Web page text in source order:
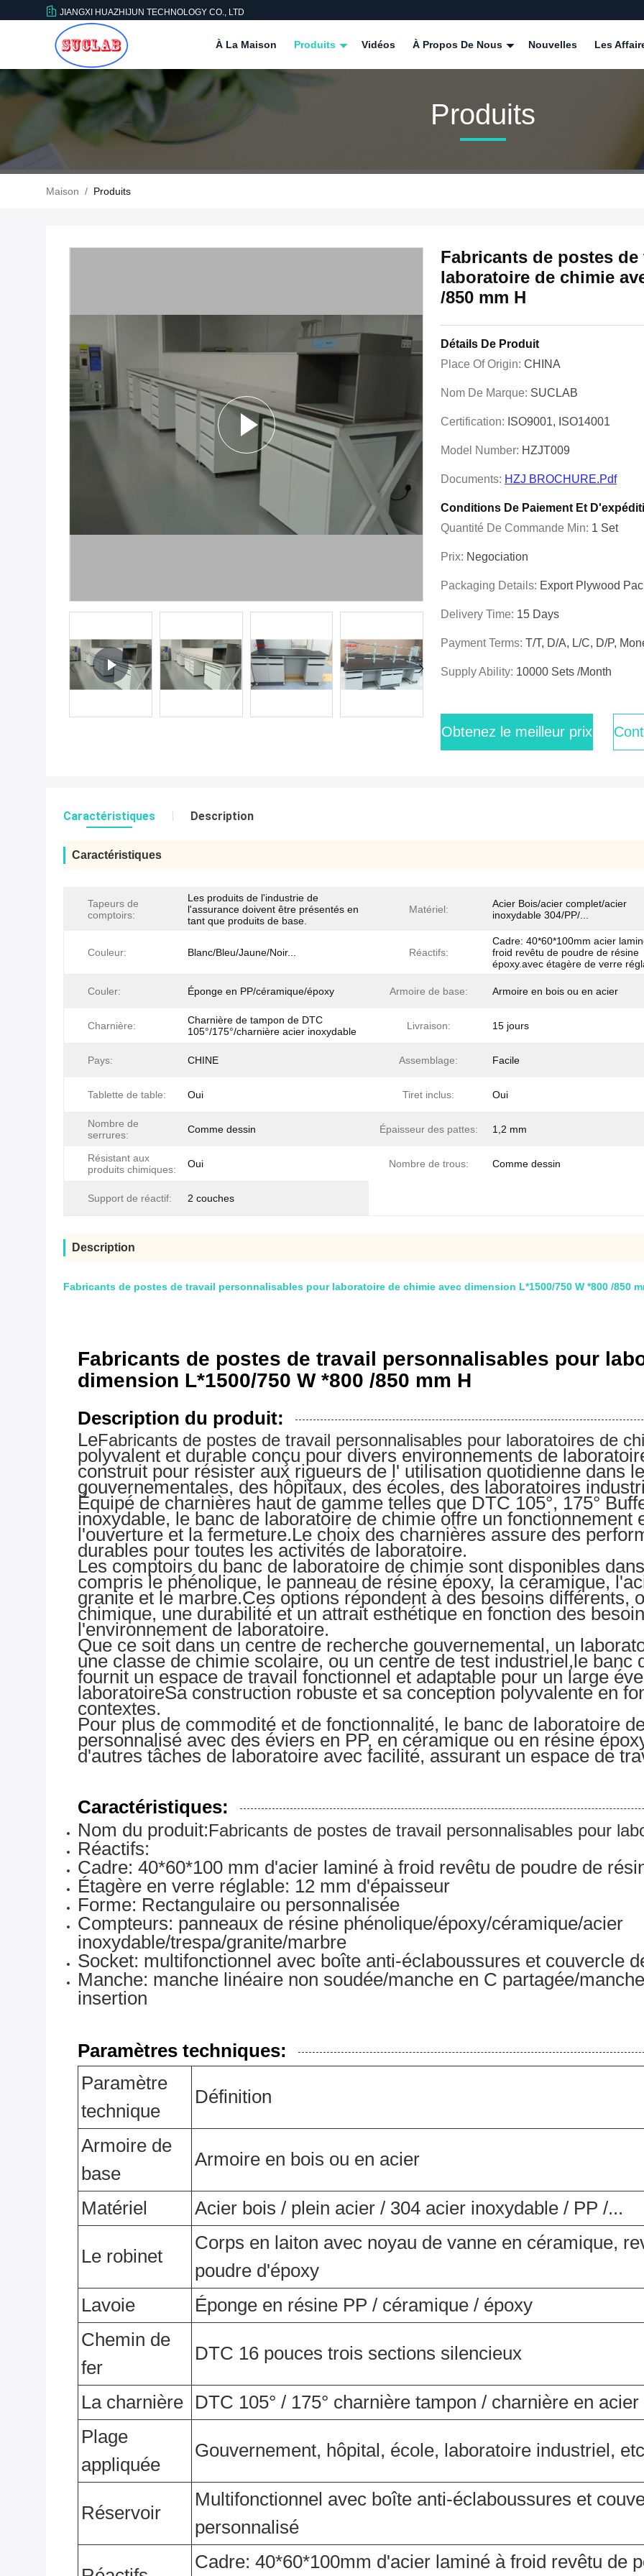
JIANGXI HUAZHIJUN TECHNOLOGY CO., LTD
À La Maison Produits Vidéos À Propos De Nous Nouvelles Les
Produits
Maison / Produits
Fabricants de postes
laboratoire de chimie
/850 mm H
Détails De Produit
Place Of Origin: CHINA
Nom De Marque: SUCLAB
Certification: ISO9001, ISO14001
Model Number: HZJT009
Documents: HZJ BROCHURE.pdf
Conditions De Paiement Et
Quantité De Commande Min: 1 Set
Prix: Negociation
Packaging Details: Export Plywood
Delivery Time: 15 Days
Payment Terms: T/T, D/A, L/C, D/P,
Supply Ability: 10000 Sets /Month
Obtenez le meilleur prix
Caractéristiques Description
Caractéristiques
Tapeurs de
comptoirs:
Les produits de l'industrie de
l'assurance doivent être présentés en
tant que produits de base.
Matériel:
Acier Bois/acier complet/acier
inoxydable 304/PP/...
Couleur: Blanc/Bleu/Jaune/Noir... Réactifs:
Cadre: 40*60*100mm acier
froid revêtu de poudre de résine
époxy.avec étagère de verre
Couler: Éponge en PP/céramique/époxy Armoire de base: Armoire en bois ou en acier
Charnière:
Charnière de tampon de DTC
105°/175°/charnière acier inoxydable
Livraison: 15 jours
Pays: CHINE Assemblage: Facile
Tablette de table: Oui Tiret inclus: Oui
Nombre de
serrures:
Comme dessin Épaisseur des pattes: 1,2 mm
Résistant aux
produits chimiques:
Oui Nombre de trous: Comme dessin
Support de réactif: 2 couches
Description
Fabricants de postes de travail personnalisables pour laboratoire de chimie avec dimension L*1500/750 W *800 /850
Fabricants de postes de travail personnalisables pour
dimension L*1500/750 W *800 /850 mm H
Description du produit:
LeFabricants de postes de travail personnalisables pour laboratoires de
polyvalent et durable conçu pour divers environnements de
construit pour résister aux rigueurs de l' utilisation quotidienne dans
gouvernementales, des hôpitaux, des écoles, des laboratoires
Équipé de charnières haut de gamme telles que DTC 105°, 175°
inoxydable, le banc de laboratoire de chimie offre un fonctionnement
l'ouverture et la fermeture.Le choix des charnières assure des
durables pour toutes les activités de laboratoire.
Les comptoirs du banc de laboratoire de chimie sont disponibles
compris le phénolique, le panneau de résine époxy, la céramique,
granite et le marbre.Ces options répondent à des besoins différents,
chimique, une durabilité et un attrait esthétique en fonction des
l'environnement de laboratoire.
Que ce soit dans un centre de recherche gouvernemental, un
une classe de chimie scolaire, ou un centre de test industriel,le banc
fournit un espace de travail fonctionnel et adaptable pour un large
laboratoireSa construction robuste et sa conception polyvalente en
contextes.
Pour plus de commodité et de fonctionnalité, le banc de laboratoire
personnalisé avec des éviers en PP, en céramique ou en résine
d'autres tâches de laboratoire avec facilité, assurant un espace de
Caractéristiques:
Nom du produit:Fabricants de postes de travail personnalisables pour
Réactifs:
Cadre: 40*60*100 mm d'acier laminé à froid revêtu de poudre de
Étagère en verre réglable: 12 mm d'épaisseur
Forme: Rectangulaire ou personnalisée
Compteurs: panneaux de résine phénolique/époxy/céramique/acier
inoxydable/trespa/granite/marbre
Socket: multifonctionnel avec boîte anti-éclaboussures et couvercle
Manche: manche linéaire non soudée/manche en C partagée/
insertion
Paramètres techniques:
Paramètre
technique
Définition
Armoire de
base
Armoire en bois ou en acier
Matériel Acier bois / plein acier / 304 acier inoxydable / PP /...
Le robinet
Corps en laiton avec noyau de vanne en céramique,
poudre d'époxy
Lavoie
Éponge en résine PP / céramique / époxy
Chemin de
fer
DTC 16 pouces trois sections silencieux
La charnière DTC 105° / 175° charnière tampon / charnière en
Plage
appliquée
Gouvernement, hôpital, école, laboratoire industriel,
Réservoir
Multifonctionnel avec boîte anti-éclaboussures et
personnalisé
Cadre: 40*60*100mm d'acier laminé à froid revêtu de